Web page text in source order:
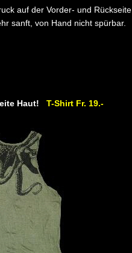
auf der Vorder- und Rückseite
sanft, von Hand nicht spürbar.
Haut! T-Shirt Fr. 19.-